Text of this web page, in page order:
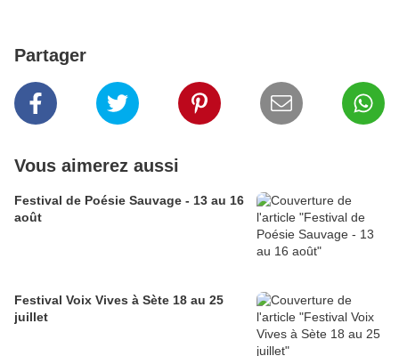
Partager
Vous aimerez aussi
Festival de Poésie Sauvage - 13 au 16
août
Festival Voix Vives à Sète 18 au 25
juillet